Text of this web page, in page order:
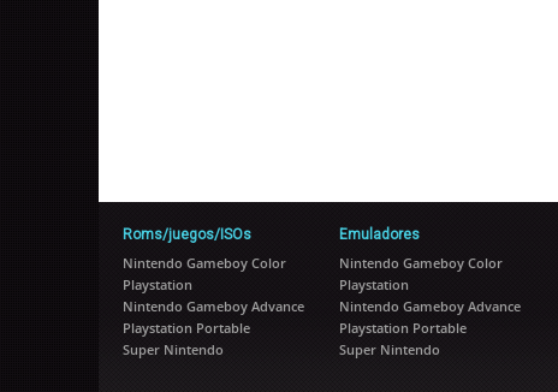
Roms/juegos/ISOs
Nintendo Gameboy Color
Playstation
Nintendo Gameboy Advance
Playstation Portable
Super Nintendo
Emuladores
Nintendo Gameboy Color
Playstation
Nintendo Gameboy Advance
Playstation Portable
Super Nintendo